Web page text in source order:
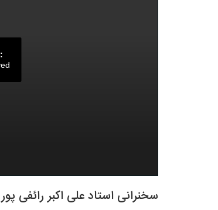
سخنرانی استاد علی اکبر رائفی